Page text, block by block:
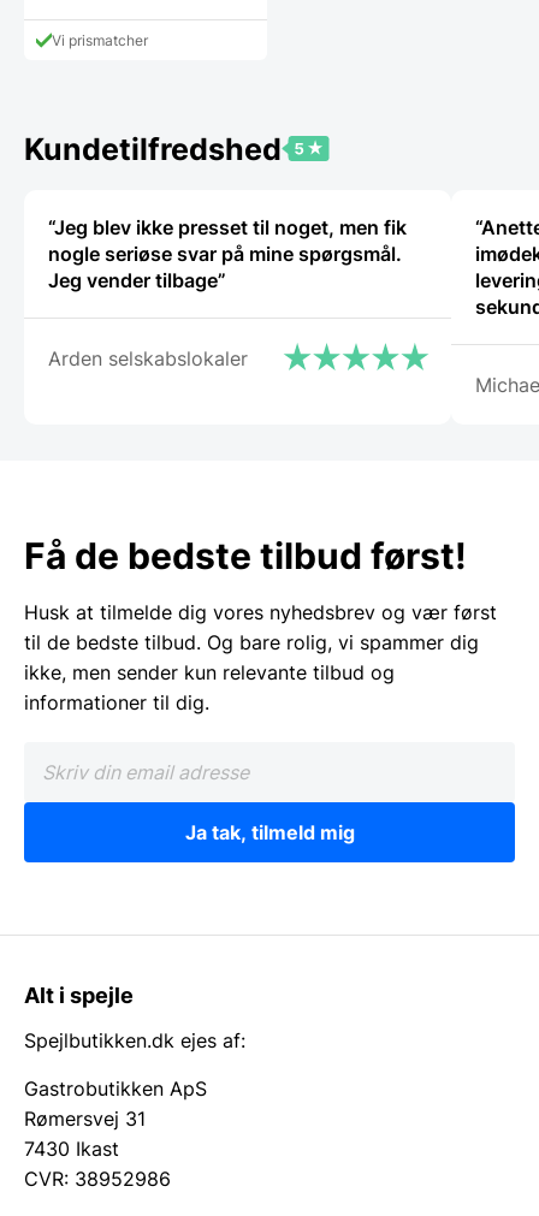
vare
vælges
på
Vi prismatcher
Kundetilfredshed
“Jeg blev ikke presset til noget, men fik
nogle seriøse svar på mine spørgsmål.
Jeg vender tilbage”
Arden selskabslokaler
Få de bedste tilbud først!
Husk at tilmelde dig vores nyhedsbrev og vær først
til de bedste tilbud. Og bare rolig, vi spammer dig
ikke, men sender kun relevante tilbud og
informationer til dig.
Ja tak, tilmeld mig
Alt i spejle
Spejlbutikken.dk ejes af:
Gastrobutikken ApS
Rømersvej 31
7430 Ikast
CVR: 38952986